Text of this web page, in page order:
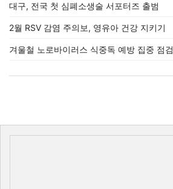
대구, 전국 첫 심폐소생술 서포터즈 출범
2월 RSV 감염 주의보, 영유아 건강 지키기
겨울철 노로바이러스 식중독 예방 집중 점검